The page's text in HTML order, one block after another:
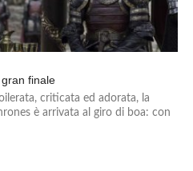
finale
criticata ed adorata, la
è arrivata al giro di boa: con